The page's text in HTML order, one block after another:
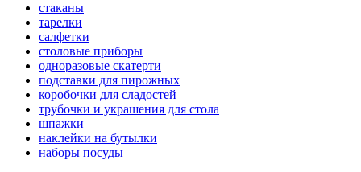
стаканы
тарелки
салфетки
столовые приборы
одноразовые скатерти
подставки для пирожных
коробочки для сладостей
трубочки и украшения для стола
шпажки
наклейки на бутылки
наборы посуды